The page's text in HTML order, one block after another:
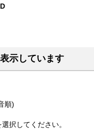
示しています
順)
択してください。